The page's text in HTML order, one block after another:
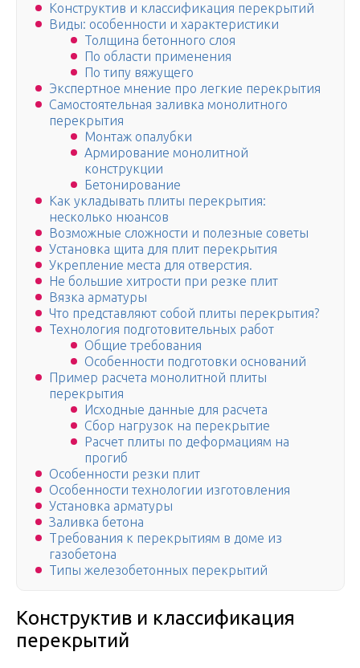
Конструктив и классификация перекрытий
Виды: особенности и характеристики
Толщина бетонного слоя
По области применения
По типу вяжущего
Экспертное мнение про легкие перекрытия
Самостоятельная заливка монолитного
перекрытия
Монтаж опалубки
Армирование монолитной
конструкции
Бетонирование
Как укладывать плиты перекрытия:
несколько нюансов
Возможные сложности и полезные советы
Установка щита для плит перекрытия
Укрепление места для отверстия.
Не большие хитрости при резке плит
Вязка арматуры
Что представляют собой плиты перекрытия?
Технология подготовительных работ
Общие требования
Особенности подготовки оснований
Пример расчета монолитной плиты
перекрытия
Исходные данные для расчета
Сбор нагрузок на перекрытие
Расчет плиты по деформациям на
прогиб
Особенности резки плит
Особенности технологии изготовления
Установка арматуры
Заливка бетона
Требования к перекрытиям в доме из
газобетона
Типы железобетонных перекрытий
Конструктив и классификация
перекрытий